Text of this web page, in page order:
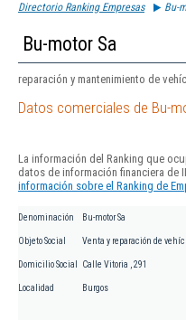
Directorio Ranking Empresas Bu-
Bu-motor Sa
reparación y mantenimiento de
Datos comerciales de Bu-
La información del Ranking que
datos de información financiera de
información sobre el Ranking de
Denominación Bu-motor Sa
Objeto Social Venta y reparación de
Domicilio Social Calle Vitoria , 291
Localidad Burgos